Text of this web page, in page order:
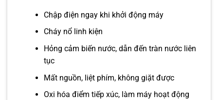
Chập điện ngay khi khởi động máy
Cháy nổ linh kiện
Hỏng cảm biến nước, dẫn đến tràn nước liên
tục
Mất nguồn, liệt phím, không giặt được
Oxi hóa điểm tiếp xúc, làm máy hoạt động